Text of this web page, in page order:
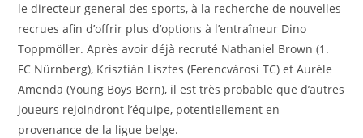
le directeur general des sports, à la recherche de nouvelles
recrues afin d’offrir plus d’options à l’entraîneur Dino
Toppmöller. Après avoir déjà recruté Nathaniel Brown (1.
FC Nürnberg), Krisztián Lisztes (Ferencvárosi TC) et Aurèle
Amenda (Young Boys Bern), il est très probable que d’autres
joueurs rejoindront l’équipe, potentiellement en
provenance de la ligue belge.